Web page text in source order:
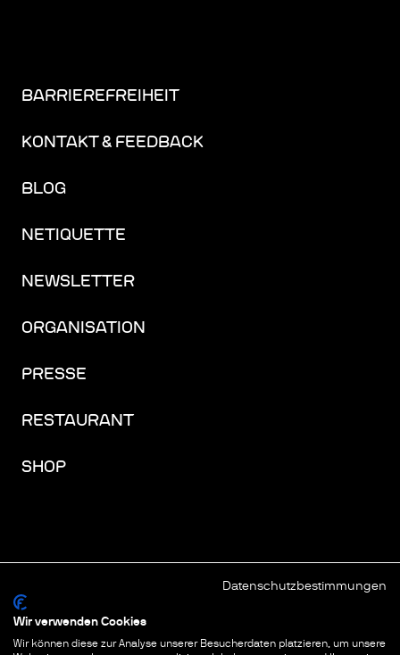
Datenschutzbestimmungen
Wir verwenden Cookies
Wir können diese zur Analyse unserer Besucherdaten platzieren, um unsere
BARRIEREFREIHEIT
KONTAKT & FEEDBACK
BLOG
NETIQUETTE
NEWSLETTER
ORGANISATION
PRESSE
RESTAURANT
SHOP
LINKEDINTHREADS
IMPRESSUM